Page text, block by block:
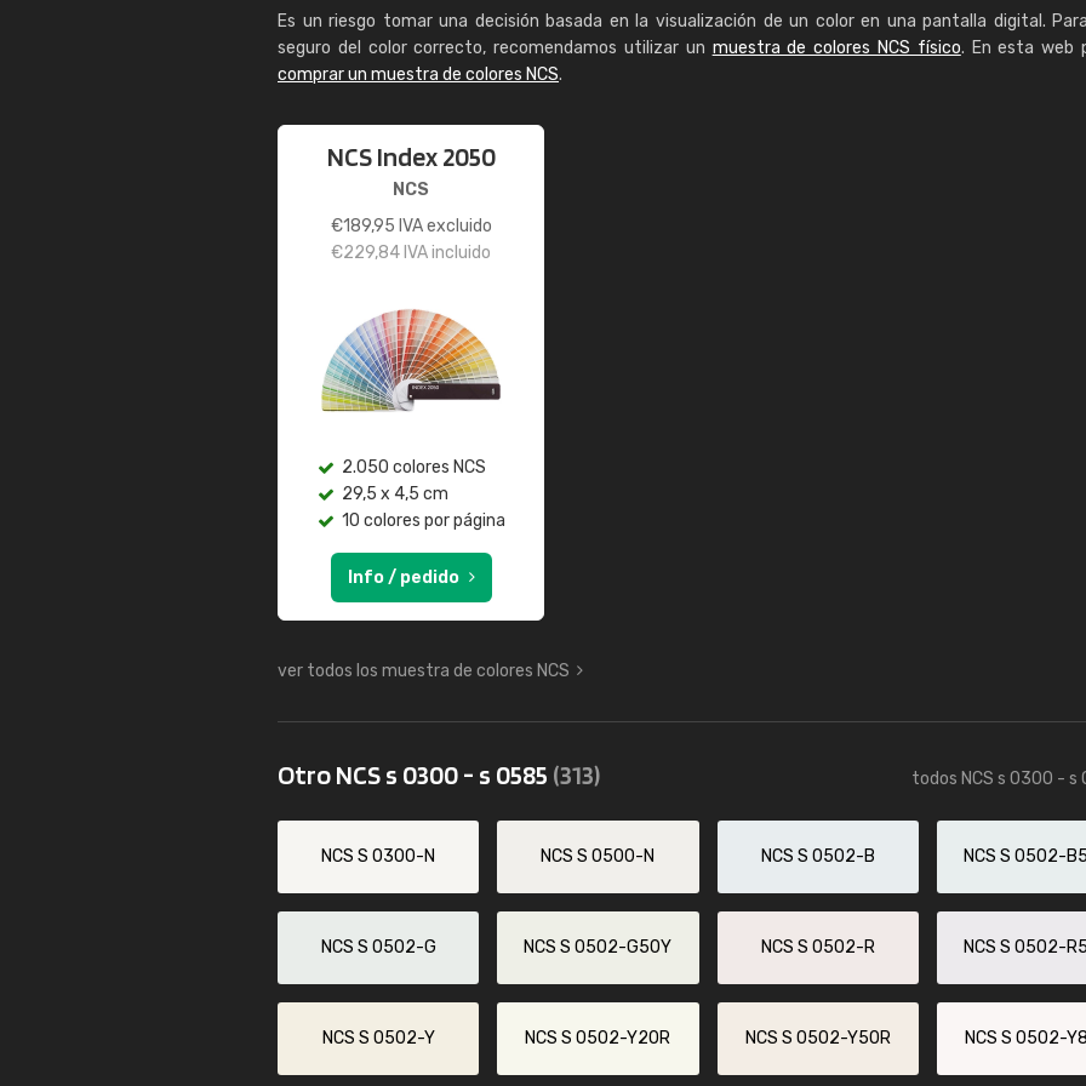
Es un riesgo tomar una decisión basada en la visualización de un color en una pantalla digital.
seguro del color correcto, recomendamos utilizar un muestra de colores NCS físico. En esta web
comprar un muestra de colores NCS.
NCS Index 2050
NCS
€189,95 IVA excluido
€229,84 IVA incluido
2.050 colores NCS
29,5 x 4,5 cm
10 colores por página
Info / pedido
ver todos los muestra de colores NCS
Otro NCS s 0300 - s 0585 (313) todos NCS s 0300 - s
NCS S 0300-N NCS S 0500-N NCS S 0502-B NCS S 0502-
NCS S 0502-G NCS S 0502-G50Y NCS S 0502-R NCS S 0502-
NCS S 0502-Y NCS S 0502-Y20R NCS S 0502-Y50R NCS S 0502-